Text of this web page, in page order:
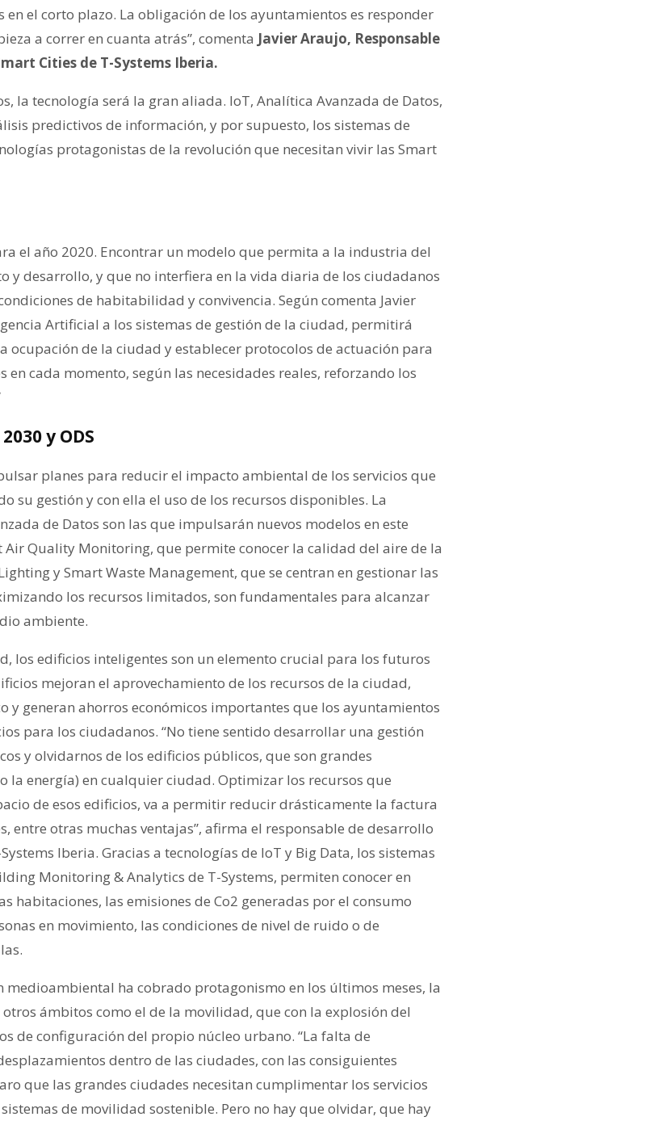
el corto plazo. La obligación de los ayuntamientos es responder
a correr en cuanta atrás”, comenta Javier Araujo, Responsable
Cities de T-Systems Iberia.
la tecnología será la gran aliada. IoT, Analítica Avanzada de Datos,
predictivos de información, y por supuesto, los sistemas de
protagonistas de la revolución que necesitan vivir las Smart
el año 2020. Encontrar un modelo que permita a la industria del
y desarrollo, y que no interfiera en la vida diaria de los ciudadanos
de habitabilidad y convivencia. Según comenta Javier
Artificial a los sistemas de gestión de la ciudad, permitirá
ocupación de la ciudad y establecer protocolos de actuación para
cada momento, según las necesidades reales, reforzando los
y ODS
planes para reducir el impacto ambiental de los servicios que
su gestión y con ella el uso de los recursos disponibles. La
de Datos son las que impulsarán nuevos modelos en este
Air Quality Monitoring, que permite conocer la calidad del aire de la
y Smart Waste Management, que se centran en gestionar las
los recursos limitados, son fundamentales para alcanzar
ambiente.
los edificios inteligentes son un elemento crucial para los futuros
mejoran el aprovechamiento de los recursos de la ciudad,
y generan ahorros económicos importantes que los ayuntamientos
para los ciudadanos. “No tiene sentido desarrollar una gestión
y olvidarnos de los edificios públicos, que son grandes
la energía) en cualquier ciudad. Optimizar los recursos que
de esos edificios, va a permitir reducir drásticamente la factura
entre otras muchas ventajas”, afirma el responsable de desarrollo
Iberia. Gracias a tecnologías de IoT y Big Data, los sistemas
Monitoring & Analytics de T-Systems, permiten conocer en
habitaciones, las emisiones de Co2 generadas por el consumo
en movimiento, las condiciones de nivel de ruido o de
medioambiental ha cobrado protagonismo en los últimos meses, la
ámbitos como el de la movilidad, que con la explosión del
de configuración del propio núcleo urbano. “La falta de
dentro de las ciudades, con las consiguientes
que las grandes ciudades necesitan cumplimentar los servicios
de movilidad sostenible. Pero no hay que olvidar, que hay